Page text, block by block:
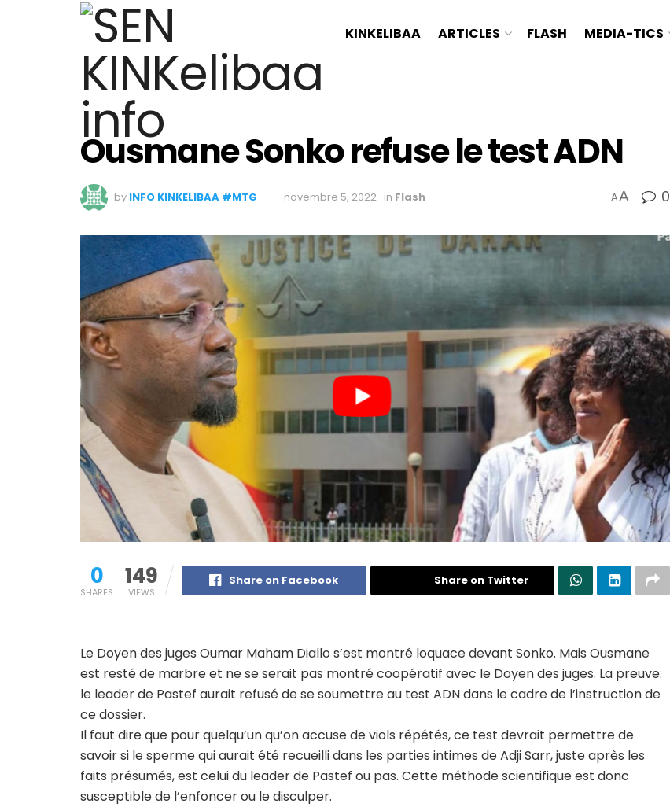
KINKELIBAA ARTICLES FLASH MEDIA-TICS
Ousmane Sonko refuse le test ADN
by INFO KINKELIBAA #MTG novembre 5, 2022 in Flash AA 0
0
SHARES
149
VIEWS
Share on Facebook Share on Twitter
Le Doyen des juges Oumar Maham Diallo s’est montré loquace devant Sonko. Mais Ousmane
est resté de marbre et ne se serait pas montré coopératif avec le Doyen des juges. La preuve:
le leader de Pastef aurait refusé de se soumettre au test ADN dans le cadre de l’instruction de
ce dossier.
Il faut dire que pour quelqu’un qu’on accuse de viols répétés, ce test devrait permettre de
savoir si le sperme qui aurait été recueilli dans les parties intimes de Adji Sarr, juste après les
faits présumés, est celui du leader de Pastef ou pas. Cette méthode scientifique est donc
susceptible de l’enfoncer ou le disculper.